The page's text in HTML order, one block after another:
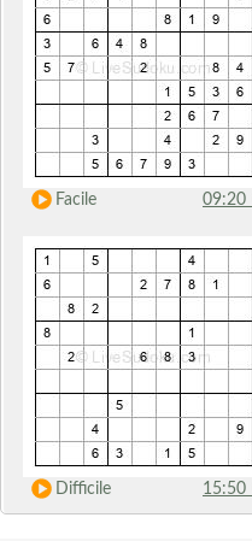
Facile 09:20
Difficile 15:50